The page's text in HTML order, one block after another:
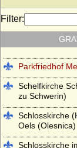
Filter:Mausoleum im
(Offenbach
Mausoleum
Parkfriedhof
Schelfkirche
zu Schwerin)
Schlosskirche
Oels (Olesnica)
Schlosskirche